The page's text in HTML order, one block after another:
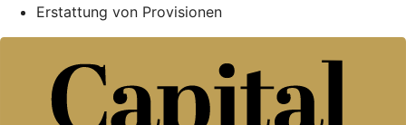
Erstattung von Provisionen